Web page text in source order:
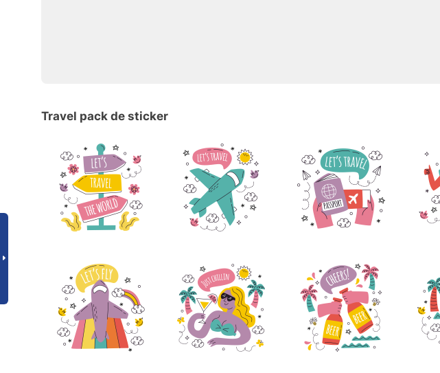
Travel pack de sticker